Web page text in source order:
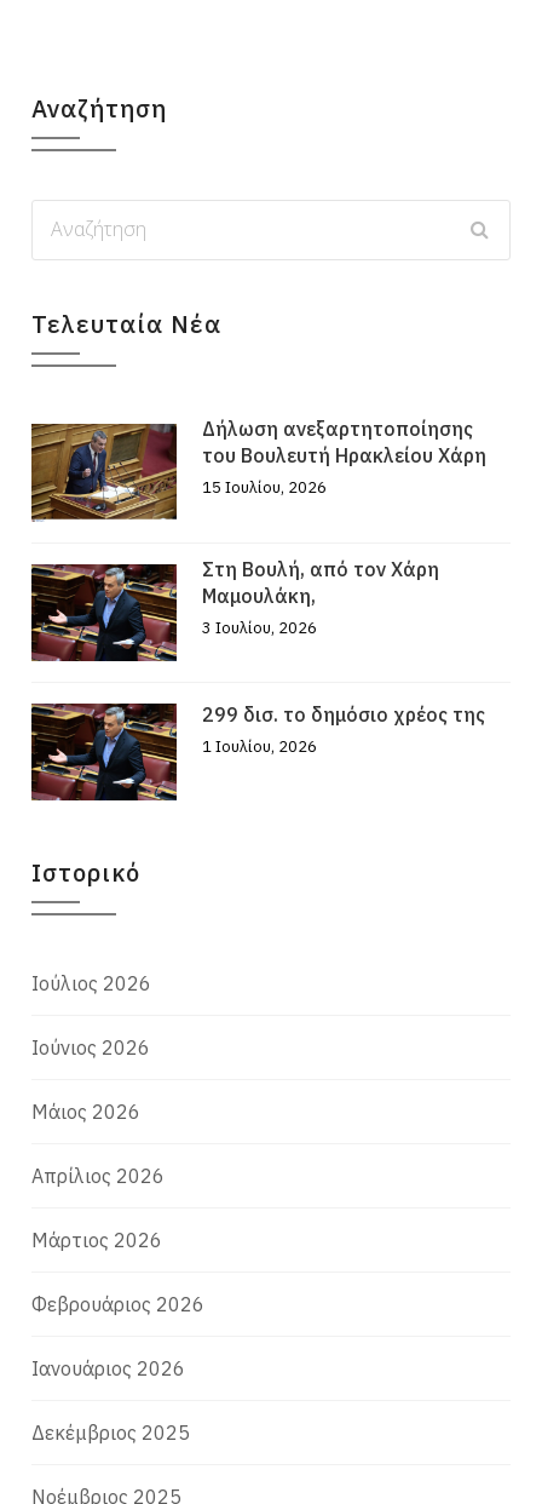
Αναζήτηση
Τελευταία Νέα
Δήλωση ανεξαρτητοποίησης
του Βουλευτή Ηρακλείου Χάρη
15 Ιουλίου, 2026
Στη Βουλή, από τον Χάρη
Μαμουλάκη,
3 Ιουλίου, 2026
299 δισ. το δημόσιο χρέος της
1 Ιουλίου, 2026
Ιστορικό
Ιούλιος 2026
Ιούνιος 2026
Μάιος 2026
Απρίλιος 2026
Μάρτιος 2026
Φεβρουάριος 2026
Ιανουάριος 2026
Δεκέμβριος 2025
Νοέμβριος 2025